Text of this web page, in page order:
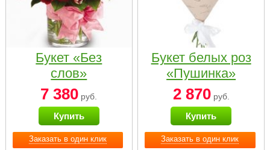
Заказать в один клик
Букет «Без
слов»
7 380 руб.
Купить
Заказать в один клик
Букет белых роз
«Пушинка»
2 870руб.
Купить